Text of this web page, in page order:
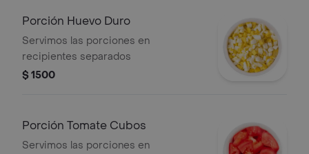
Porción Huevo Duro
Servimos las porciones en
recipientes separados
$ 1500
Porción Tomate Cubos
Servimos las porciones en